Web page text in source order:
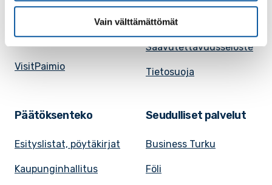
Vain välttämättömät
Tapahtumakalenteri
Uutiset
VisitPaimio
Kokoustilojen
vuokraaminen
Saavutettavuusseloste
Tietosuoja
Päätöksenteko
Esityslistat, pöytäkirjat
Kaupunginhallitus
Seudulliset palvelut
Business Turku
Föli